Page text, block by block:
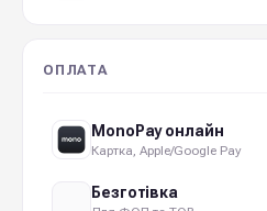
ОПЛАТА
MonoPay онлайн
Картка, Apple/Google Pay
Безготівка